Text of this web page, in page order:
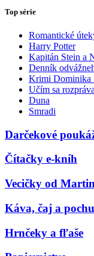
Top série
Romantické
Harry Potter
Kapitán Stein a
Denník
Krimi Dominika
Učím sa
Duna
Smradi
Darčekové
Čítačky e-kníh
Vecičky od
Káva, čaj a
Hrnčeky a fľaše